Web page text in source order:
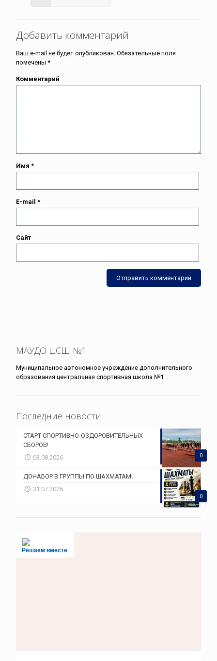
Добавить комментарий
Ваш e-mail не будет опубликован. Обязательные поля
помечены *
Комментарий
Имя *
E-mail *
Сайт
МАУДО ЦСШ №1
Муниципальное автономное учреждение дополнительного
образования центральная спортивная школа №1
Последние новости
0
СТАРТ СПОРТИВНО-ОЗДОРОВИТЕЛЬНЫХ
СБОРОВ!
03.08.2026
0
ДОНАБОР В ГРУППЫ ПО ШАХМАТАМ!
31.07.2026
Решаем вместе